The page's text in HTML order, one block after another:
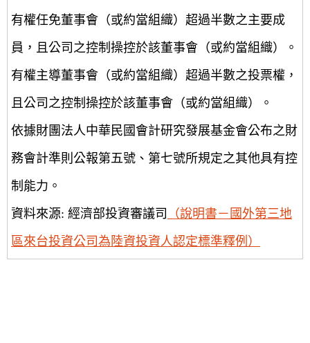
有權任免董事會（或約當組織）超過半數之主要成
員，且公司之控制操控於該董事會（或約當組織）。
有權主導董事會（或約當組織）超過半數之投票權，
且公司之控制操控於該董事會（或約當組織）。
依據財團法人中華民國會計研究發展基金會公布之財
務會計準則公報第五號、第七號所規定之其他具有控
制能力。
資料來源: 經濟部投資審議司
（說明書－國外第三地
區來台投資公司為陸資投資人認定標準釋例）